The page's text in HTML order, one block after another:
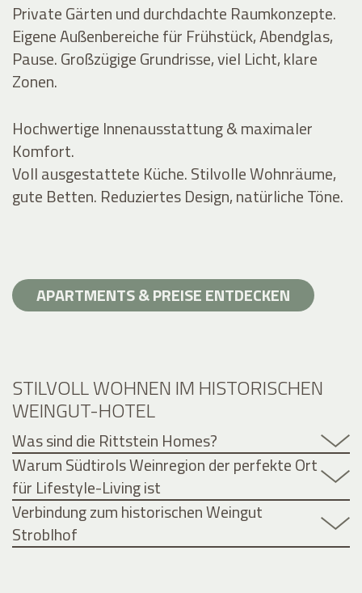
Private Gärten und durchdachte Raumkonzepte.
Eigene Außenbereiche für Frühstück, Abendglas,
Pause. Großzügige Grundrisse, viel Licht, klare
Zonen.
Hochwertige Innenausstattung & maximaler
Komfort.
Voll ausgestattete Küche. Stilvolle Wohnräume,
gute Betten. Reduziertes Design, natürliche Töne.
APARTMENTS & PREISE ENTDECKEN
STILVOLL WOHNEN IM HISTORISCHEN
WEINGUT-HOTEL
Was sind die Rittstein Homes?
Warum Südtirols Weinregion der perfekte Ort
für Lifestyle-Living ist
Verbindung zum historischen Weingut
Stroblhof